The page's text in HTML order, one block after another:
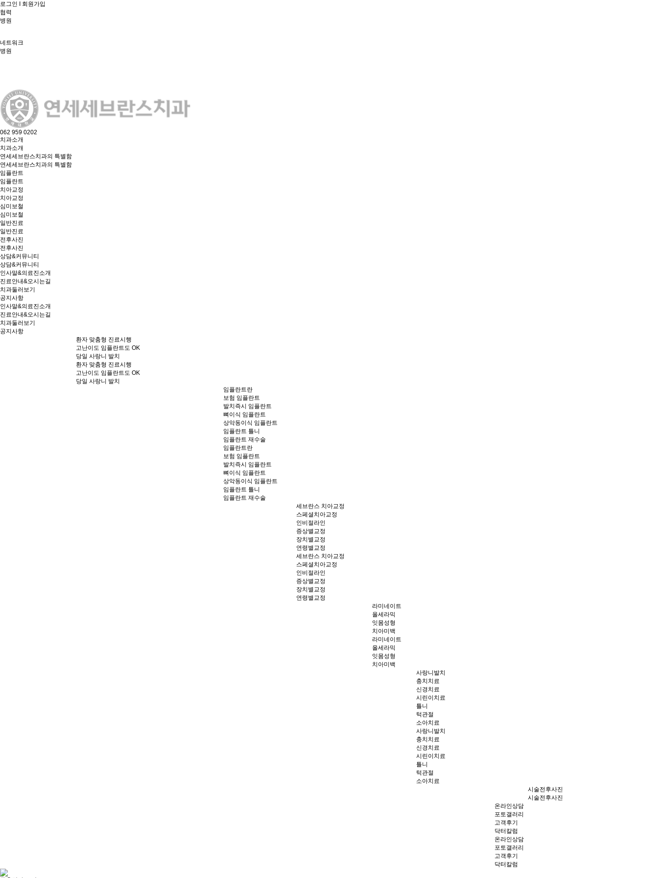
로그인
회원가입
협력
병원
네트워크
병원
062 959 0202
치과소개
치과소개
연세세브란스치과의 특별함
연세세브란스치과의 특별함
임플란트
임플란트
치아교정
치아교정
심미보철
심미보철
일반진료
일반진료
전후사진
전후사진
상담&커뮤니티
상담&커뮤니티
인사말&의료진소개
진료안내&오시는길
치과둘러보기
공지사항
인사말&의료진소개
진료안내&오시는길
치과둘러보기
공지사항
환자 맞춤형 진료시행
고난이도 임플란트도 OK
당일 사랑니 발치
환자 맞춤형 진료시행
고난이도 임플란트도 OK
당일 사랑니 발치
임플란트란
보험 임플란트
발치즉시 임플란트
뼈이식 임플란트
상악동이식 임플란트
임플란트 틀니
임플란트 재수술
임플란트란
보험 임플란트
발치즉시 임플란트
뼈이식 임플란트
상악동이식 임플란트
임플란트 틀니
임플란트 재수술
세브란스 치아교정
스페셜치아교정
인비절라인
증상별교정
장치별교정
연령별교정
세브란스 치아교정
스페셜치아교정
인비절라인
증상별교정
장치별교정
연령별교정
라미네이트
올세라믹
잇몸성형
치아미백
라미네이트
올세라믹
잇몸성형
치아미백
사랑니발치
충치치료
신경치료
시린이치료
틀니
턱관절
소아치료
사랑니발치
충치치료
신경치료
시린이치료
틀니
턱관절
소아치료
시술전후사진
시술전후사진
온라인상담
포토갤러리
고객후기
닥터칼럼
온라인상담
포토갤러리
고객후기
닥터칼럼